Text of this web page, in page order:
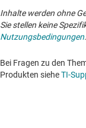
Inhalte werden ohne
Sie stellen keine
Nutzungsbedingungen.
Bei Fragen zu den
Produkten sieheTI-